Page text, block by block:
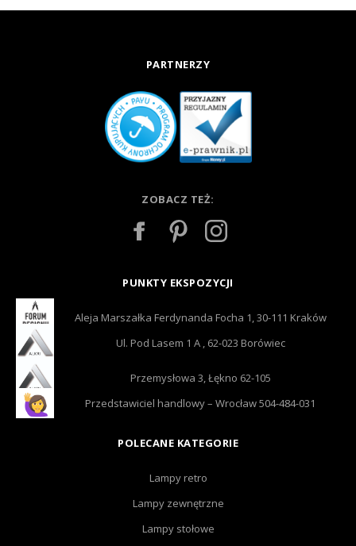
PARTNERZY
ZOBACZ TEŻ:
PUNKTY EKSPOZYCJI
Aleja Marszałka Ferdynanda Focha 1, 30-111 Kraków
Ul. Pod Lasem 1 A , 62-023 Borówiec
Przemysłowa 3, Łękno 62-105
Przedstawiciel handlowy – Wrocław 504-484-031
POLECANE KATEGORIE
Lampy retro
Lampy zewnętrzne
Lampy stołowe